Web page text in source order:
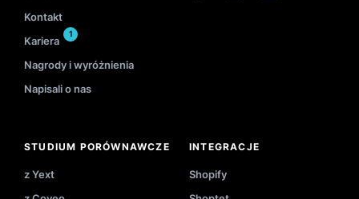
Kontakt
Kariera
1
Nagrody i wyróżnienia
Napisali o nas
STUDIUM PORÓWNAWCZE
z Yext
INTEGRACJE
Shopify